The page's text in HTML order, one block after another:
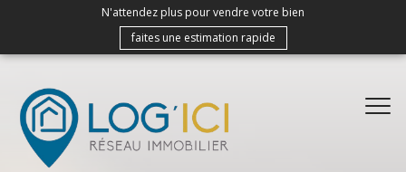
N'attendez plus pour vendre votre bien
faites une estimation rapide